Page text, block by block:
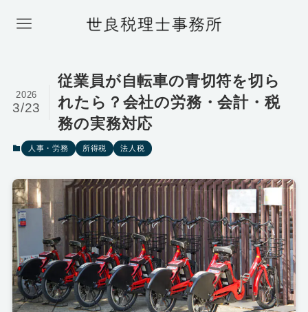
従業員が自転車の青切符を切ら
れたら？会社の労務・会計・税
務の実務対応
2026
3/23
人事・労務 所得税 法人税